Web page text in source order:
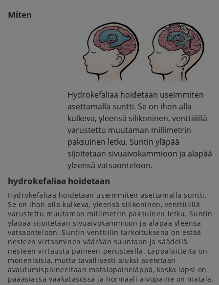
Hydrokefaliaa hoidetaan useimmiten
asettamalla suntti. Se on ihon alla
kulkeva, yleensä silikoninen, venttiilillä
varustettu muutaman millimetrin
paksuinen letku. Suntin yläpää
sijoitetaan sivuaivokammioon ja alapää
yleensä vatsaonteloon.
Miten
hydrokefaliaa hoidetaan
Hydrokefaliaa hoidetaan useimmiten asettamalla suntti.
Se on ihon alla kulkeva, yleensä silikoninen, venttiilillä
varustettu muutaman millimetrin paksuinen letku. Suntin
yläpää sijoitetaan sivuaivokammioon ja alapää yleensä
vatsaonteloon. Suntin venttiilin tarkoituksena on estää
nesteen virtaaminen väärään suuntaan ja säädellä
nesteen virtausta paineen perusteella. Läppälaitteita on
monenlaisia, mutta tavallisesti aluksi asetetaan
avautumispaineeltaan matalapaineläppä, koska lapsi on
pääasiassa vaakatasossa ja normaali aivopaine on matala.